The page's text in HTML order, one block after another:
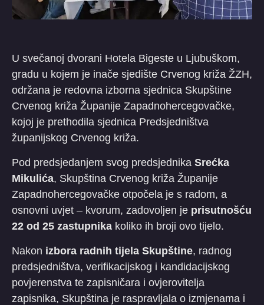
U svečanoj dvorani Hotela Bigeste u Ljubuškom,
gradu u kojem je inače sjedište Crvenog križa ŽZH,
održana je redovna izborna sjednica Skupštine
Crvenog križa Županije Zapadnohercegovačke,
kojoj je prethodila sjednica Predsjedništva
županijskog Crvenog križa.
Pod predsjedanjem svog predsjednika Srećka
Mikulića, Skupština Crvenog križa Županije
Zapadnohercegovačke otpočela je s radom, a
osnovni uvjet – kvorum, zadovoljen je prisutnošću
22 od 25 zastupnika koliko ih broji ovo tijelo.
Nakon izbora radnih tijela Skupštine, radnog
predsjedništva, verifikacijskog i kandidacijskog
povjerenstva te zapisničara i ovjerovitelja
zapisnika, Skupština je raspravljala o izmjenama i